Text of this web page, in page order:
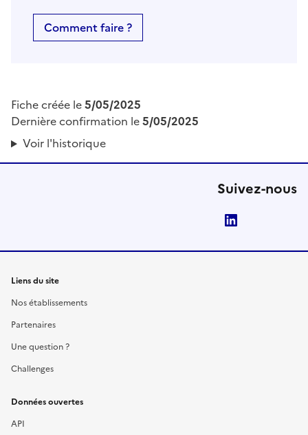
Comment faire ?
Fiche créée le5/05/2025
Dernière confirmation le5/05/2025
Voir l'historique
Suivez-nous
Liens du site
Nos établissements
Partenaires
Une question ?
Challenges
Données ouvertes
API